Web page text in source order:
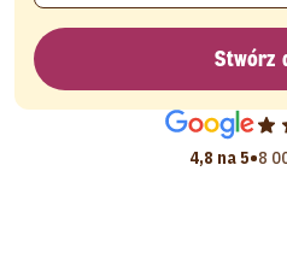
Stwórz
4,8 na 5•8